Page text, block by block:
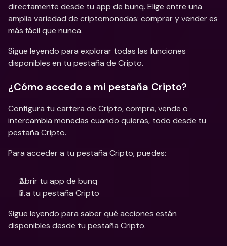
directamente desde tu app de bunq. Elige entre una
amplia variedad de criptomonedas: comprar y vender es
más fácil que nunca.
Sigue leyendo para explorar todas las funciones
disponibles en tu pestaña de Cripto.
¿Cómo accedo a mi pestaña Cripto?
Configura tu cartera de Cripto, compra, vende o
intercambia monedas cuando quieras, todo desde tu
pestaña Cripto.
Para acceder a tu pestaña Cripto, puedes:
Abrir tu app de bunq
Ir a tu pestaña Cripto
Sigue leyendo para saber qué acciones están
disponibles desde tu pestaña Cripto.